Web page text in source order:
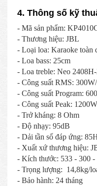
4. Thông số kỹ
- Mã sản phẩm:
- Thương hiệu: JBL
- Loại loa: Karaoke toàn
- Loa bass: 25cm
- Loa treble: Neo
- Công suất RMS:
- Công suất Program:
- Công suất Peak:
- Trở kháng: 8 Ohm
- Độ nhạy: 95dB
- Dải tần số đáp ứng:
- Xuất xứ thương hiệu:
- Kích thước: 533 - 300 -
- Trọng lượng: 14,8kg/
- Bảo hành: 24 tháng